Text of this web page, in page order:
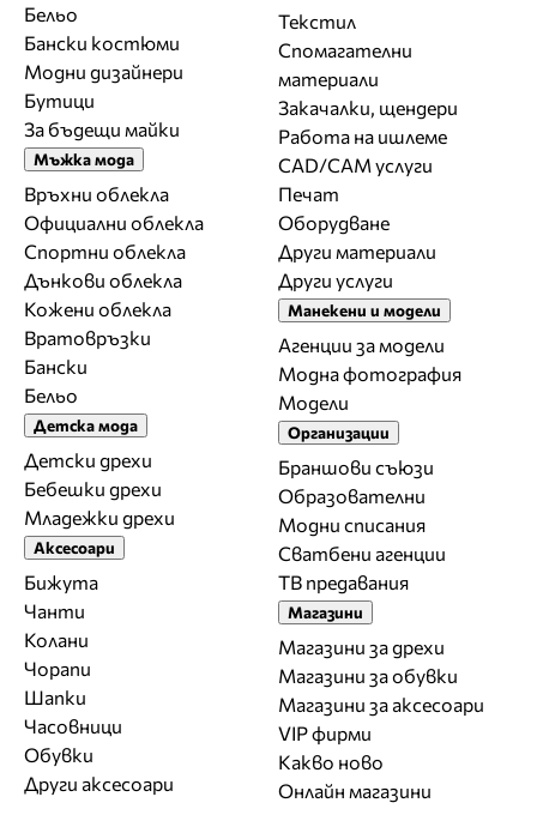
Бельо
Бански костюми
Модни дизайнери
Бутици
За бъдещи майки
Мъжка мода
Връхни облекла
Официални облекла
Спортни облекла
Дънкови облекла
Кожени облекла
Вратовръзки
Бански
Бельо
Детска мода
Детски дрехи
Бебешки дрехи
Младежки дрехи
Аксесоари
Бижута
Чанти
Колани
Чорапи
Шапки
Часовници
Обувки
Други аксесоари
Текстил
Спомагателни
материали
Закачалки, щендери
Работа на ишлеме
CAD/CAM услуги
Печат
Оборудване
Други материали
Други услуги
Манекени и модели
Агенции за модели
Модна фотография
Модели
Организации
Браншови съюзи
Образователни
Модни списания
Сватбени агенции
ТВ предавания
Магазини
Магазини за дрехи
Магазини за обувки
Магазини за aксесоари
VIP фирми
Какво ново
Онлайн магазини